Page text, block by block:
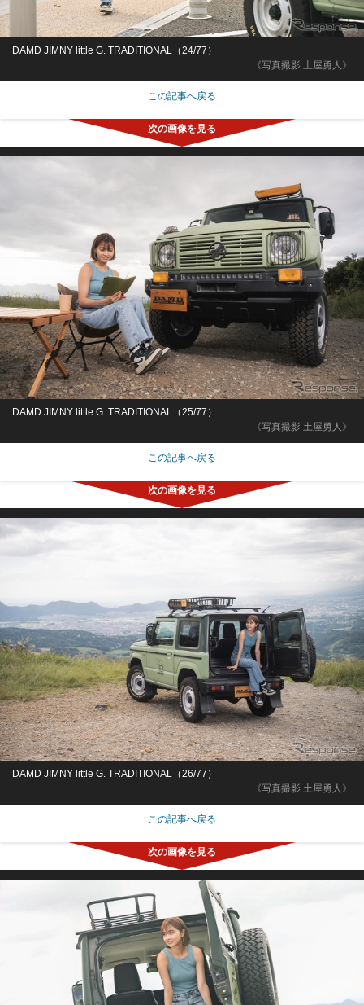
《写真撮影 土屋勇人》
DAMD JIMNY little G. TRADITIONAL（24/77）
この記事へ戻る
《写真撮影 土屋勇人》
DAMD JIMNY little G. TRADITIONAL（25/77）
この記事へ戻る
《写真撮影 土屋勇人》
DAMD JIMNY little G. TRADITIONAL（26/77）
この記事へ戻る